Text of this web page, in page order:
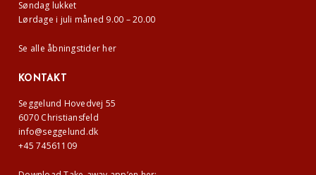
Søndag lukket
Lørdage i juli måned 9.00 – 20.00
Se alle åbningstider her
KONTAKT
Seggelund Hovedvej 55
6070 Christiansfeld
info@seggelund.dk
+45 74561109